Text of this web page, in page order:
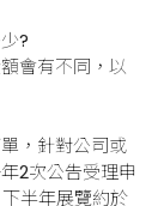
?
會有不同，以
，針對公司或
2次公告受理申
半年展覽約於